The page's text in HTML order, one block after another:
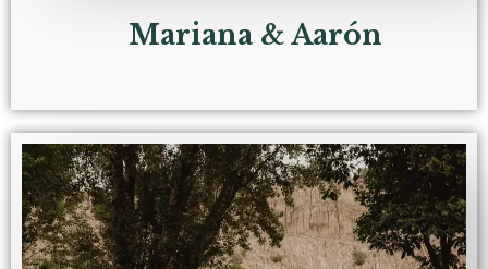
Mariana & Aarón